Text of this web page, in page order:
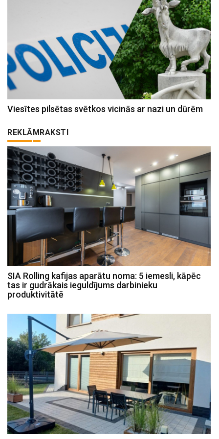
Viesītes pilsētas svētkos vicinās ar nazi un dūrēm
REKLĀMRAKSTI
SIA Rolling kafijas aparātu noma: 5 iemesli, kāpēc
tas ir gudrākais ieguldījums darbinieku
produktivitātē